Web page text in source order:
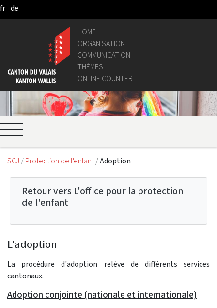
Skip to Main Content
fr de
HOME
ORGANISATION
COMMUNICATION
THÈMES
ONLINE COUNTER
SCJ Protection de l'enfant Adoption
Retour vers L'office pour la protection
de l'enfant
L'adoption
La procédure d'adoption relève de différents services
cantonaux.
Adoption conjointe (nationale et internationale)